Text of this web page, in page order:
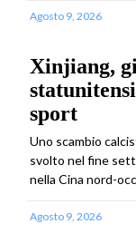
Agosto 9, 2026
Xinjiang,
sport
Uno scambio
svolto nel fine
nella Cina nord-
Agosto 9, 2026